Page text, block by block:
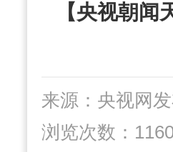
“三位一体”组织社办
【央视朝
来源：央视网
浏览次数：